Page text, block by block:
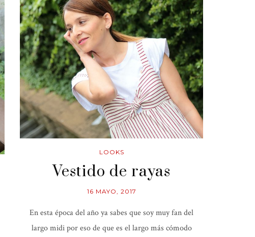
LOOKS
Vestido de rayas
16 MAYO, 2017
En esta época del año ya sabes que soy muy fan del
largo midi por eso de que es el largo más cómodo